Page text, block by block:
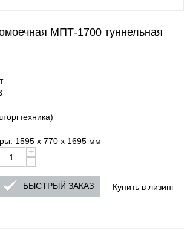
МПТ-1700 туннельная
1595 х 770 х 1695 мм
+
−
Купить в лизинг
БЫСТРЫЙ ЗАКАЗ